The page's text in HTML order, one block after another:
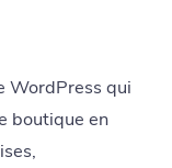
WordPress qui
boutique en